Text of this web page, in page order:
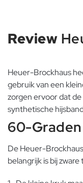
Review
Heuer-Brockhaus
gebruik van een
zorgen ervoor dat
synthetische
60-
De Heuer-
belangrijk is bij